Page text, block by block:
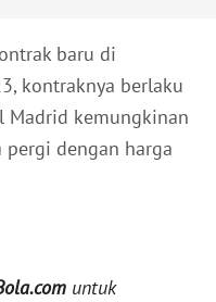
baru di
kontraknya berlaku
Madrid kemungkinan
dengan harga
untuk